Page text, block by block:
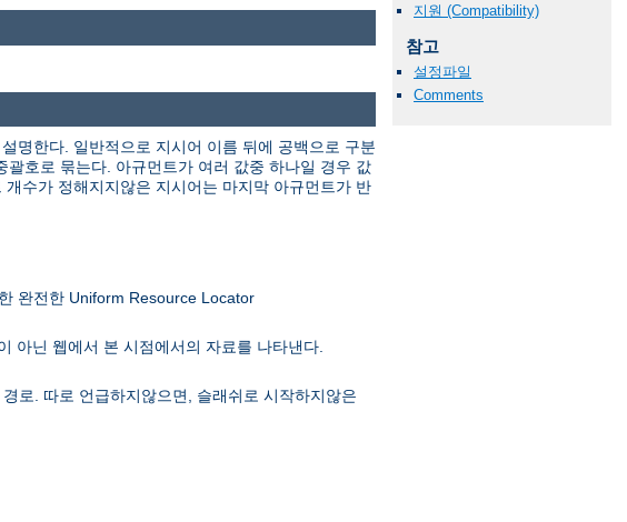
지원 (Compatibility)
참고
설정파일
Comments
명한다. 일반적으로 지시어 이름 뒤에 공백으로 구분
호로 묶는다. 아규먼트가 여러 값중 하나일 경우 값
개수가 정해지지않은 지시어는 마지막 아규먼트가 반
완전한 Uniform Resource Locator
아닌 웹에서 본 시점에서의 자료를 나타낸다.
로. 따로 언급하지않으면, 슬래쉬로 시작하지않은